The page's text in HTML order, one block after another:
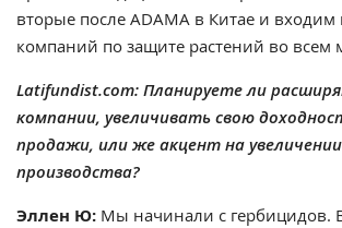
вторые после ADAMA в Китае и
компаний по защите растений во всем
Latifundist.com: Планируете ли
компании, увеличивать свою
продажи, или же акцент на увеличении
производства?
Эллен Ю: Мы начинали с гербицидов.